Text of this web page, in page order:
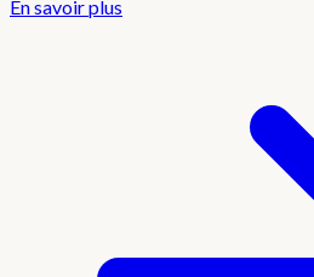
En savoir plus